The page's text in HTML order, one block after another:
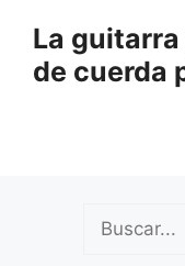
contenido
La
de cuerda